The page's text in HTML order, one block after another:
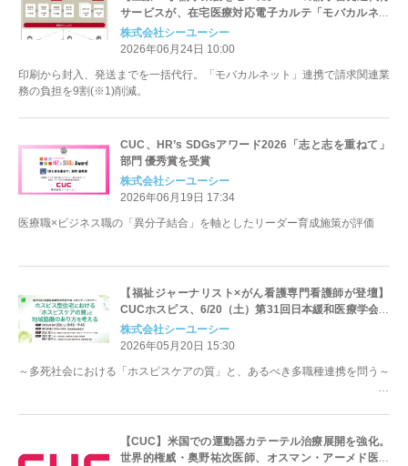
サービスが、在宅医療対応電子カルテ「モバカルネッ
ト」の公式オプションサービスとして7月1日より提供
開始。
株式会社シーユーシー
2026年06月24日 10:00
印刷から封入、発送までを一括代行。「モバカルネット」連携で請求関連業
務の負担を9割(※1)削減。
CUC、HR’s SDGsアワード2026「志と志を重ねて」
部門 優秀賞を受賞
株式会社シーユーシー
2026年06月19日 17:34
医療職×ビジネス職の「異分子結合」を軸としたリーダー育成施策が評価
【福祉ジャーナリスト×がん看護専門看護師が登壇】
CUCホスピス、6/20（土）第31回日本緩和医療学会に
てスポンサードセミナー開催
株式会社シーユーシー
2026年05月20日 15:30
～多死社会における「ホスピスケアの質」と、あるべき多職種連携を問う～
【CUC】米国での運動器カテーテル治療展開を強化。
世界的権威・奥野祐次医師、オスマン・アーメド医師